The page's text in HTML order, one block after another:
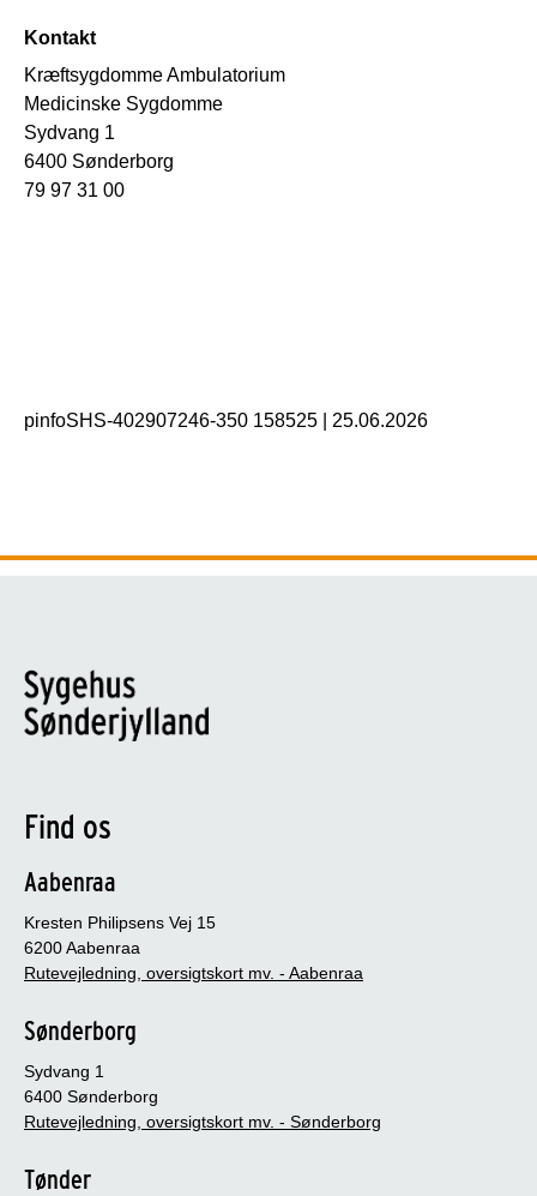
Kontakt
Kræftsygdomme Ambulatorium
Medicinske Sygdomme
Sydvang 1
6400 Sønderborg
79 97 31 00
pinfoSHS-402907246-350 158525 25.06.2026
Find os
Aabenraa
Kresten Philipsens Vej 15
6200 Aabenraa
Rutevejledning, oversigtskort mv. - Aabenraa
Sønderborg
Sydvang 1
6400 Sønderborg
Rutevejledning, oversigtskort mv. - Sønderborg
Tønder